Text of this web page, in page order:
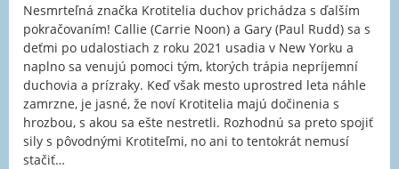
Nesmrteľná značka Krotitelia duchov prichádza s ďalším
pokračovaním! Callie (Carrie Noon) a Gary (Paul Rudd) sa s
deťmi po udalostiach z roku 2021 usadia v New Yorku a
naplno sa venujú pomoci tým, ktorých trápia nepríjemní
duchovia a prízraky. Keď však mesto uprostred leta náhle
zamrzne, je jasné, že noví Krotitelia majú dočinenia s
hrozbou, s akou sa ešte nestretli. Rozhodnú sa preto spojiť
sily s pôvodnými Krotiteľmi, no ani to tentokrát nemusí
stačiť…